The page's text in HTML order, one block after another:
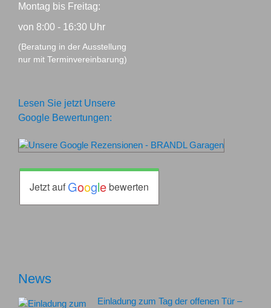
Montag bis Freitag:
von 8:00 - 16:30 Uhr
(Beratung in der Ausstellung
nur mit Terminvereinbarung)
Lesen Sie jetzt Unsere
Google Bewertungen:
Jetzt auf Googlebewerten
News
Einladung zum Tag der offenen Tür –